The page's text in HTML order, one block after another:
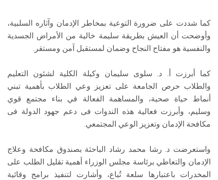
كما شددت على ضرورة التوعية بمخاطر الإدمان وآثاره السلبية،
وأوضحت أن العيش بطريقة سليمة خالية من الأمراض الجسدية
والنفسية هو مفتاح النجاح وضمان لمستقبل آمن ومستقر.
كما أبرزت أ. د. سلوى سليمان وكيلة الكلية لشئون التعليم
والطلاب حرص الجامعة على تعزيز وعي الطلاب بأهمية تبني
أنماط حياة صحية، والمساهمة الفعالة في بناء مجتمع قوي
وسليم، وأبرزت فعالية هذه الندوات فى دعم جهود الدولة فى
مكافحة الإدمان وتعزيز الوعي المجتمعي.
واستعرضت د. رشا محمد رشاد الباحثة بصندوق مكافحة وعلاج
الإدمان والتعاطي برئاسة مجلس الوزراء أهمية تقليل الطلب على
المخدرات باعتبارها سلعة تُباع، وأشارت لتنفيذ برامج وقائية